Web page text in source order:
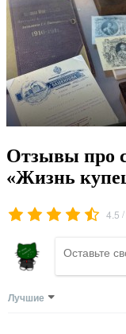
Отзывы про
«Жизнь
4.5 /
Лучшие